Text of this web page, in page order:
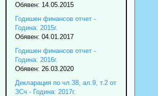
Обявен: 14.05.2015
Годишен финансов отчет -
Година: 2015г.
Обявен: 04.01.2017
Годишен финансов отчет -
Година: 2016г.
Обявен: 26.03.2020
Декларация по чл.38, ал.9, т.2 от
ЗСч - Година: 2017г.